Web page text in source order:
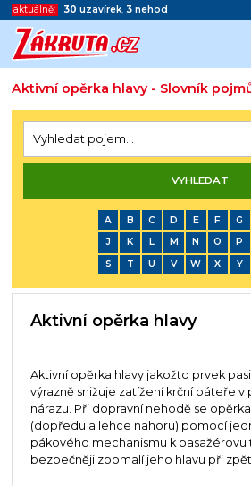
aktuálně: 30 uzavírek, 3 nehod
Aktivní opěrka hlavy - Slovník
Konec reklamy
A B C D E F G
J
K L M N O P
S
T U V W X Y
Aktivní opěrka hlavy
Aktivní opěrka hlavy jakožto prvek
výrazně snižuje zatížení krční páteře v
nárazu. Při dopravní nehodě se
(dopředu a lehce nahoru) pomocí
pákového mechanismu k pasažérovu
bezpečněji zpomalí jeho hlavu při